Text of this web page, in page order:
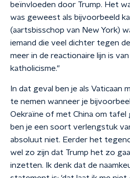
beïnvloeden door Trump. Het
was geweest als bijvoorbeeld
(aartsbisschop van New York)
iemand die veel dichter tegen
meer in de reactionaire lijn is
katholicisme."
In dat geval ben je als Vaticaan
te nemen wanneer je
Oekraïne of met China om tafel
ben je een soort verlengstuk
absoluut niet. Eerder het
wel zo zijn dat Trump het zo
inzetten. Ik denk dat de